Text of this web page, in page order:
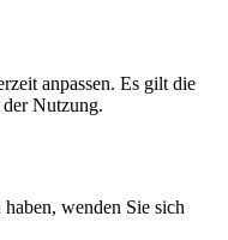
anpassen. Es gilt die
Nutzung.
wenden Sie sich